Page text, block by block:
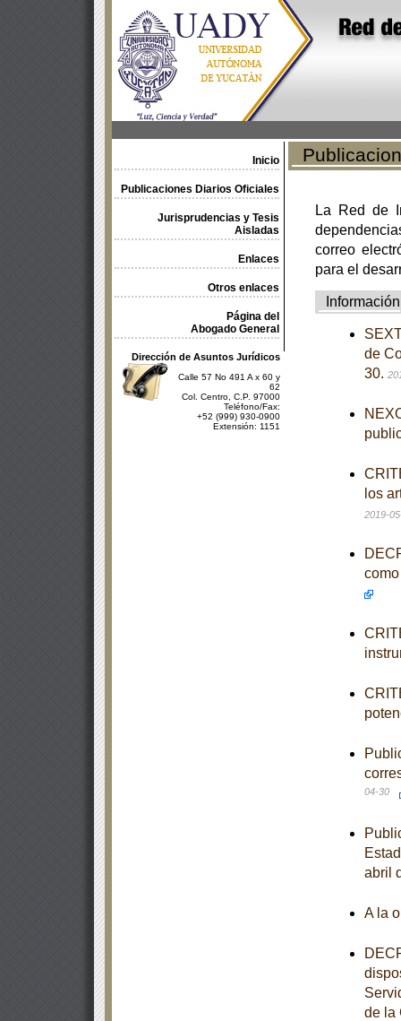
Inicio
Publicaciones Diarios Oficiales
Jurisprudencias y Tesis
Aisladas
Enlaces
Otros enlaces
Página del
Abogado General
Dirección de Asuntos Jurídicos
Calle 57 No 491 A x 60 y
62
Col. Centro, C.P. 97000
Teléfono/Fax:
+52 (999) 930-0900
Extensión: 1151
La Red de
correo
para el
Información
de
30.
los
2019-
04-30
abril
A la
de la